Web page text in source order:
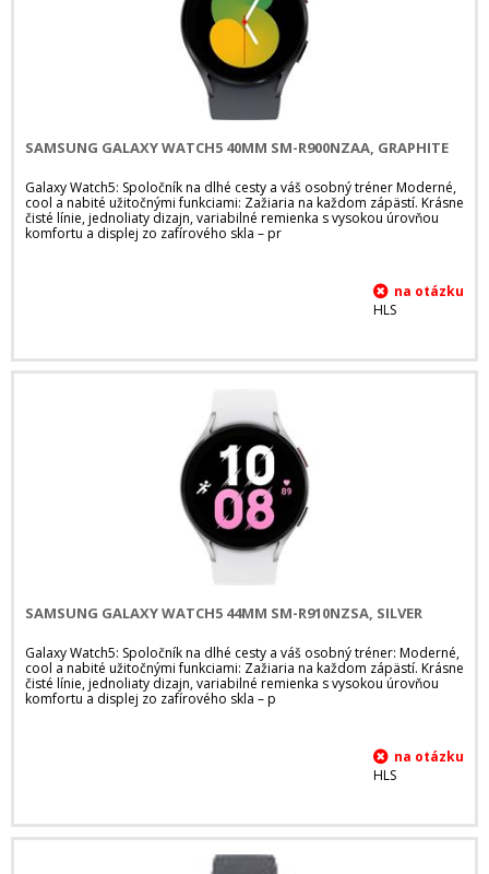
SAMSUNG GALAXY WATCH5 40MM SM-R900NZAA, GRAPHITE
Galaxy Watch5: Spoločník na dlhé cesty a váš osobný tréner Moderné,
cool a nabité užitočnými funkciami: Zažiaria na každom zápästí. Krásne
čisté línie, jednoliaty dizajn, variabilné remienka s vysokou úrovňou
komfortu a displej zo zafírového skla – pr
HLS
SAMSUNG GALAXY WATCH5 44MM SM-R910NZSA, SILVER
Galaxy Watch5: Spoločník na dlhé cesty a váš osobný tréner: Moderné,
cool a nabité užitočnými funkciami: Zažiaria na každom zápästí. Krásne
čisté línie, jednoliaty dizajn, variabilné remienka s vysokou úrovňou
komfortu a displej zo zafírového skla – p
HLS